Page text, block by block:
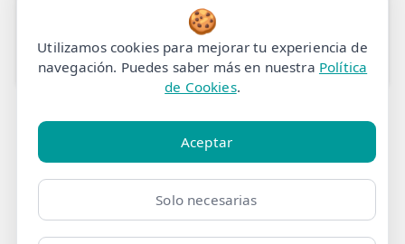
15m 35€-45€
efisio.es
🍪
Utilizamos cookies para mejorar tu experiencia de
navegación. Puedes saber más en nuestra Política
de Cookies.
Aceptar
Solo necesarias